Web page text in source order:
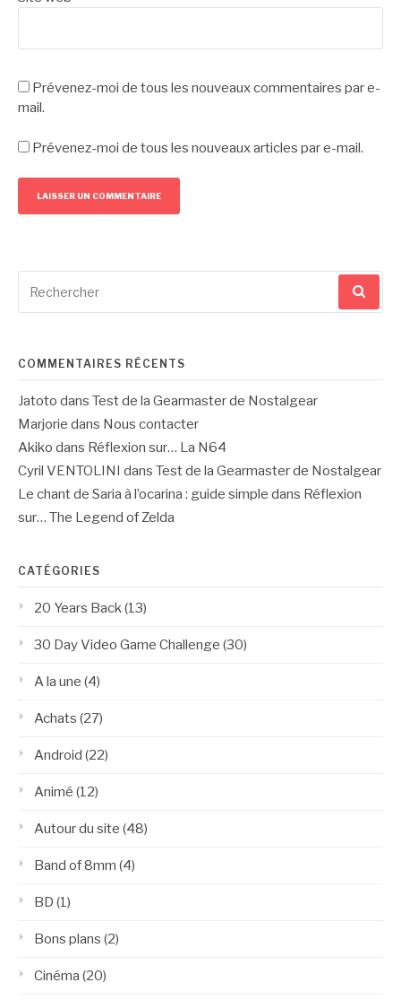
Prévenez-moi de tous les nouveaux commentaires par e-
mail.
Prévenez-moi de tous les nouveaux articles par e-mail.
pour
COMMENTAIRES RÉCENTS
Jatoto dans Test de la Gearmaster de Nostalgear
Marjorie dans Nous contacter
Akiko dans Réflexion sur… La N64
Cyril VENTOLINI dans Test de la Gearmaster de Nostalgear
Le chant de Saria à l’ocarina : guide simple dans Réflexion
sur… The Legend of Zelda
CATÉGORIES
20 Years Back(13)
30 Day Video Game Challenge (30)
A la une (4)
Achats (27)
Android (22)
Animé (12)
Autour du site (48)
Band of 8mm (4)
BD (1)
Bons plans (2)
Cinéma (20)